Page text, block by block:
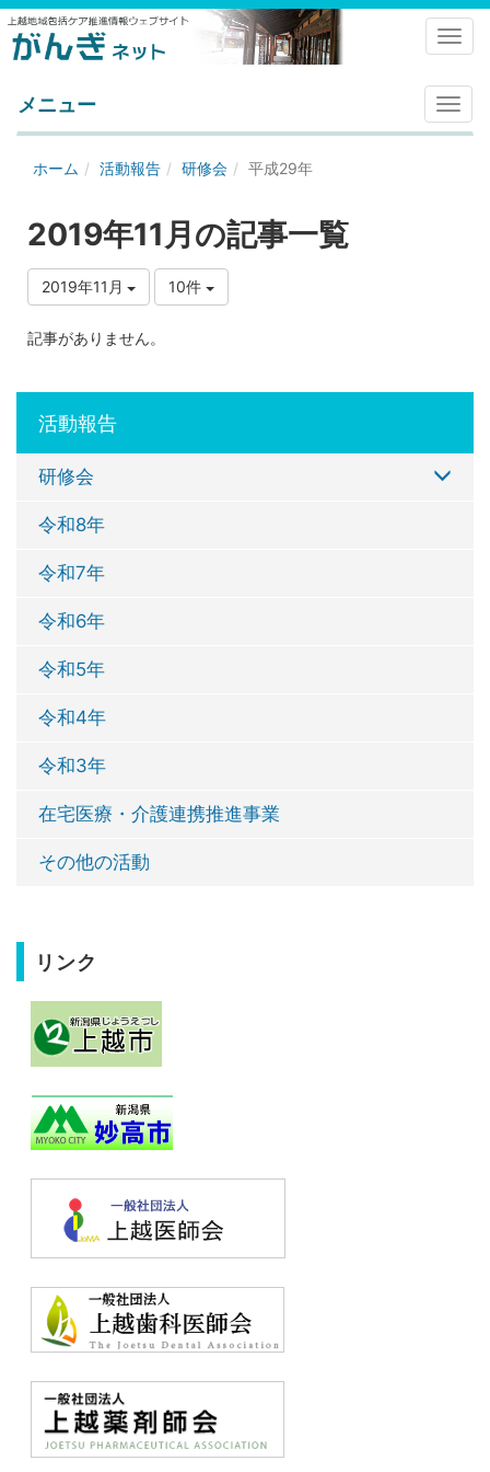
メ
ニ
メニュー
ホーム 活動報告 研修会 平成29年
2019年11月の記事一覧
2019年11月 10件
記事がありません。
活動報告
研修会
令和8年
令和7年
令和6年
令和5年
令和4年
令和3年
在宅医療・介護連携推進事業
その他の活動
リンク